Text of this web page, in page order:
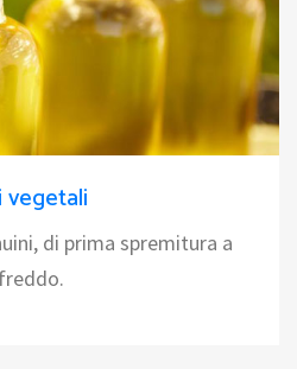
vegetali
di prima spremitura a
freddo.